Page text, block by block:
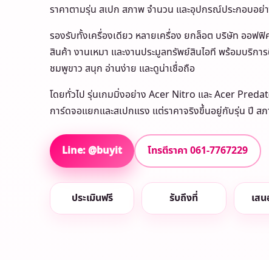
ราคาตามรุ่น สเปก สภาพ จำนวน และอุปกรณ์ประกอบอย่
รองรับทั้งเครื่องเดียว หลายเครื่อง ยกล็อต บริษัท ออฟฟิ
สินค้า งานเหมา และงานประมูลทรัพย์สินไอที พร้อมบริกา
ชมพูขาว สนุก อ่านง่าย และดูน่าเชื่อถือ
โดยทั่วไป รุ่นเกมมิ่งอย่าง Acer Nitro และ Acer
การ์ดจอแยกและสเปกแรง แต่ราคาจริงขึ้นอยู่กับรุ่น ปี สภ
Line: @buyit โทรตีราคา 061-7767229
ประเมินฟรี รับถึงที่ เส